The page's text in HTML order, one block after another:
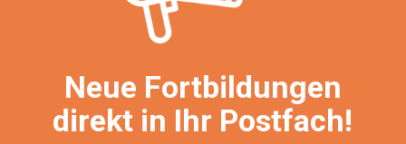
Neue Fortbildungen
direkt in Ihr Postfach!